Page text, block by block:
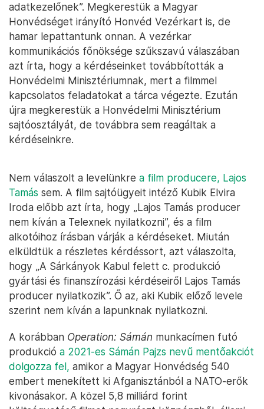
adatkezelőnek”. Megkerestük a Magyar
Honvédséget irányító Honvéd Vezérkart is, de
hamar lepattantunk onnan. A vezérkar
kommunikációs főnöksége szűkszavú válaszában
azt írta, hogy a kérdéseinket továbbították a
Honvédelmi Minisztériumnak, mert a filmmel
kapcsolatos feladatokat a tárca végezte. Ezután
újra megkerestük a Honvédelmi Minisztérium
sajtóosztályát, de továbbra sem reagáltak a
kérdéseinkre.
Nem válaszolt a levelünkre a film producere, Lajos
Tamás sem. A film sajtóügyeit intéző Kubik Elvira
Iroda előbb azt írta, hogy „Lajos Tamás producer
nem kíván a Telexnek nyilatkozni”, és a film
alkotóihoz írásban várják a kérdéseket. Miután
elküldtük a részletes kérdéssort, azt válaszolta,
hogy „A Sárkányok Kabul felett c. produkció
gyártási és finanszírozási kérdéseiről Lajos Tamás
producer nyilatkozik”. Ő az, aki Kubik előző levele
szerint nem kíván a lapunknak nyilatkozni.
A korábban Operation: Sámán munkacímen futó
produkció a 2021-es Sámán Pajzs nevű mentőakciót
dolgozza fel, amikor a Magyar Honvédség 540
embert menekített ki Afganisztánból a NATO-erők
kivonásakor. A közel 5,8 milliárd forint